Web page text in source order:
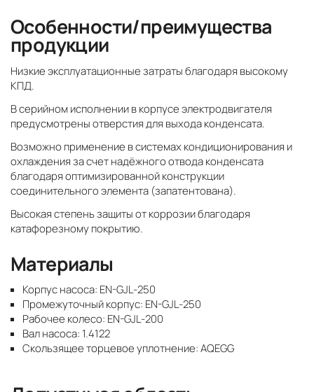
Особенности/преимущества
продукции
Низкие эксплуатационные затраты благодаря высокому
КПД.
В серийном исполнении в корпусе электродвигателя
предусмотрены отверстия для выхода конденсата.
Возможно применение в системах кондиционирования и
охлаждения за счет надёжного отвода конденсата
благодаря оптимизированной конструкции
соединительного элемента (запатентована).
Высокая степень защиты от коррозии благодаря
катафорезному покрытию.
Материалы
Корпус насоса: EN-GJL-250
Промежуточный корпус: EN-GJL-250
Рабочее колесо: EN-GJL-200
Вал насоса: 1.4122
Скользящее торцевое уплотнение: AQEGG